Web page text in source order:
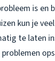
is en
kun je
te laten